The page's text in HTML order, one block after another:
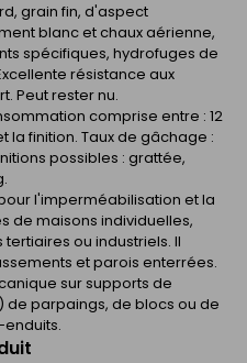
grain fin, d'aspect
blanc et chaux aérienne,
spécifiques, hydrofuges de
résistance aux
Peut rester nu.
comprise entre : 12
la finition. Taux de gâchage :
possibles : grattée,
l'imperméabilisation et la
de maisons individuelles,
ou industriels. Il
et parois enterrées.
sur supports de
parpaings, de blocs ou de
enduits.